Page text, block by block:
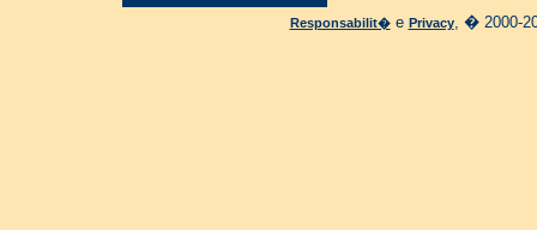
Responsabilit�e Privacy, � 2000-